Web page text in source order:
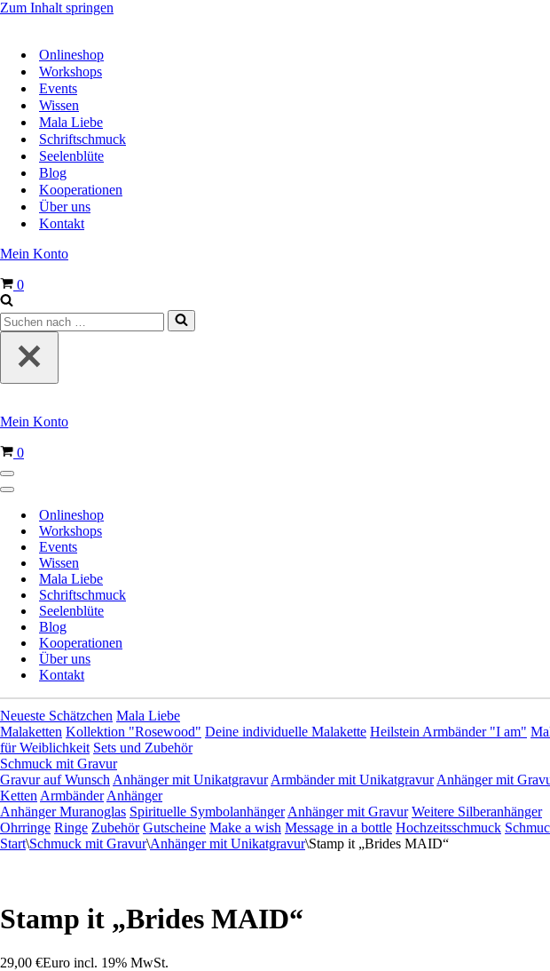
Zum Inhalt springen
Onlineshop
Workshops
Events
Wissen
Mala Liebe
Schriftschmuck
Seelenblüte
Blog
Kooperationen
Über uns
Kontakt
Mein Konto
Warenkorb
0
Suchen
nach …
Mein Konto
Warenkorb
0
Navigationsmenü
Navigationsmenü
Onlineshop
Workshops
Events
Wissen
Mala Liebe
Schriftschmuck
Seelenblüte
Blog
Kooperationen
Über uns
Kontakt
Neueste Schätzchen Mala Liebe
Malaketten Kollektion "Rosewood" Deine individuelle Malakette Heilstein Armbänder "I am"
für Weiblichkeit Sets und Zubehör
Schmuck mit Gravur
Gravur auf Wunsch Anhänger mit Unikatgravur Armbänder mit Unikatgravur Anhänger mit
Ketten Armbänder Anhänger
Anhänger Muranoglas Spirituelle Symbolanhänger Anhänger mit Gravur Weitere Silberanhänger
Ohrringe Ringe Zubehör Gutscheine Make a wish Message in a bottle Hochzeitsschmuck
Start\Schmuck mit Gravur\Anhänger mit Unikatgravur\Stamp it „Brides MAID“
Stamp it „Brides MAID“
29,00 €Euro incl. 19% MwSt.